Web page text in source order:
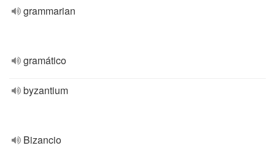
grammarian
gramático
byzantium
Bizancio